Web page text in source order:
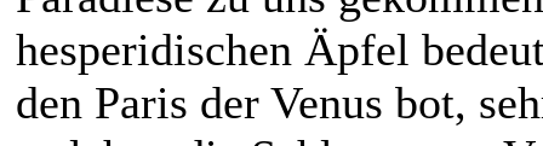
hesperidischen Äpfel
den Paris der Venus bot,